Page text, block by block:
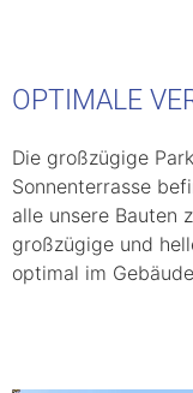
OPTIMALE
Die großzügige
Sonnenterrasse
alle unsere Bauten
großzügige und
optimal im